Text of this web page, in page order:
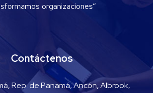
organizaciones”
Contáctenos
Rep. de Panamá, Ancón, Albrook,